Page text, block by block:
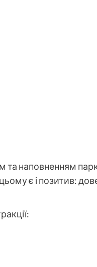
наповненням
є і позитив: